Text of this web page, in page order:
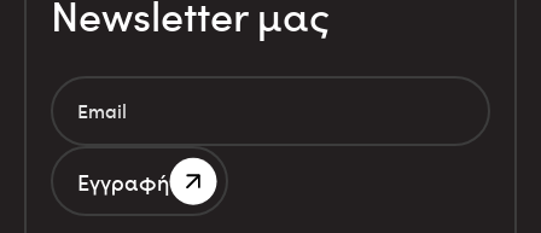
Newsletter μας
Εγγραφή